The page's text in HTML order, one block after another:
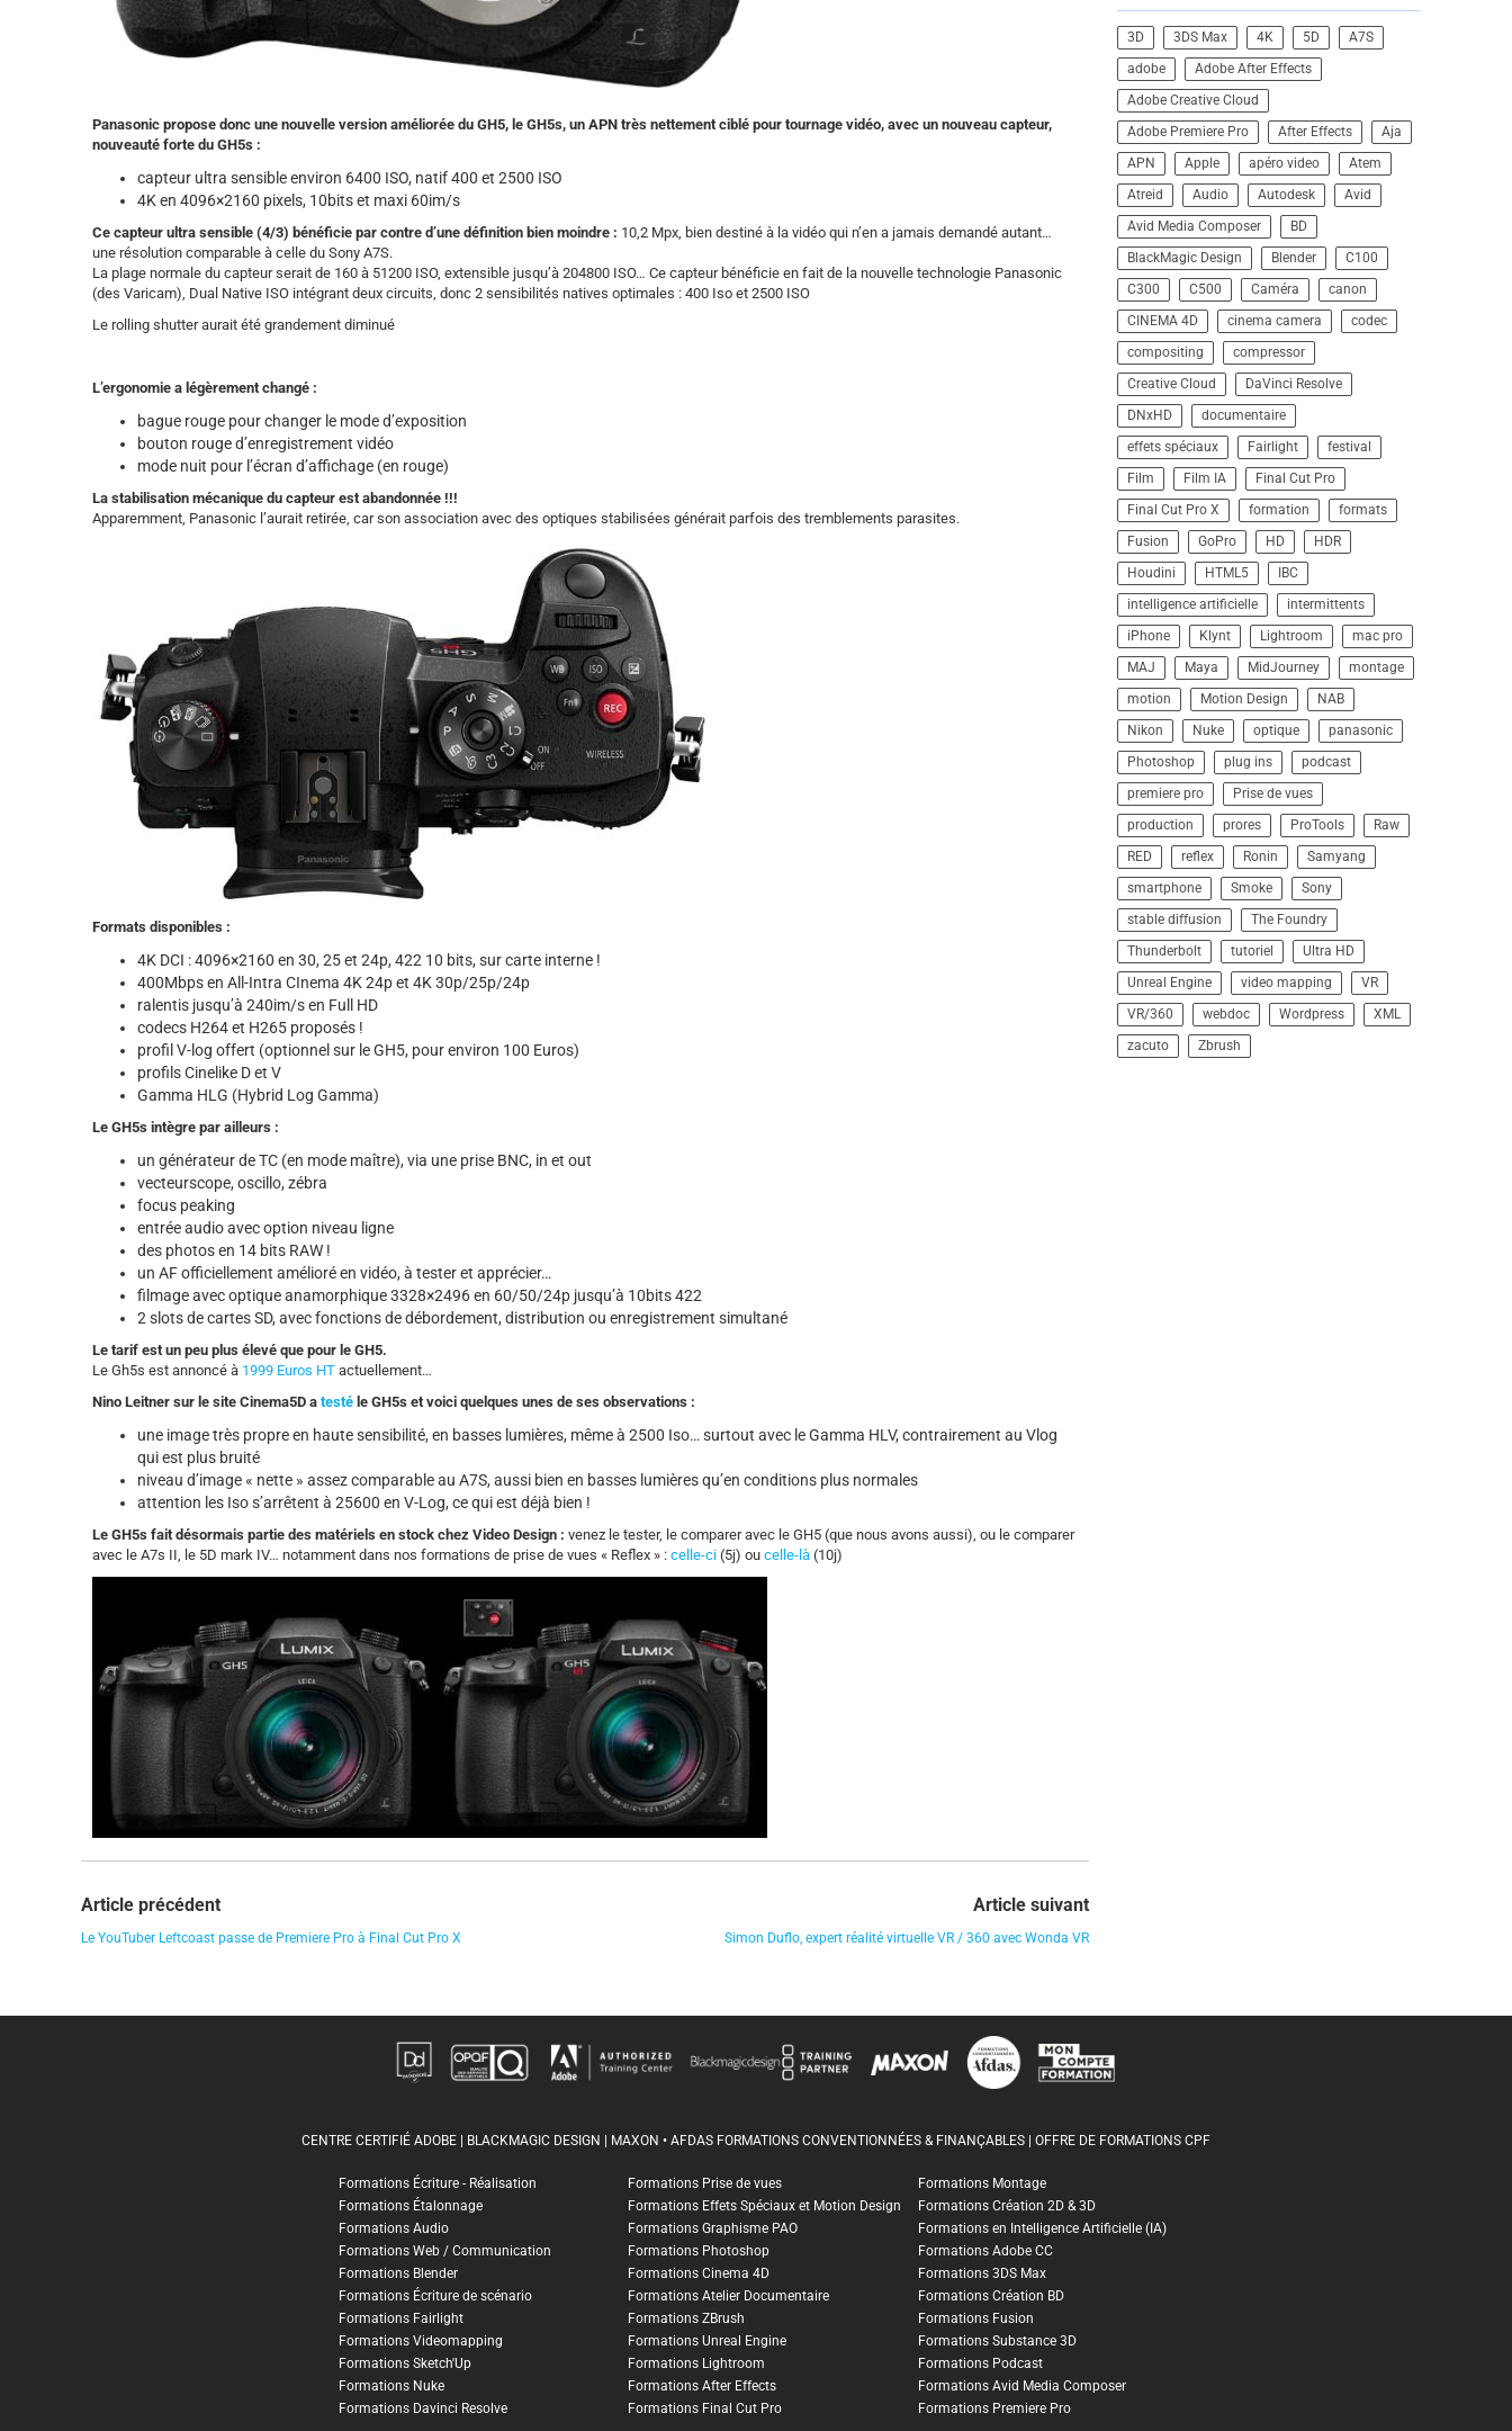
Panasonic propose donc une nouvelle version améliorée du GH5, le GH5s, un APN très nettement ciblé pour tournage vidéo, avec un nouveau capteur,
nouveauté forte du GH5s :
capteur ultra sensible environ 6400 ISO, natif 400 et 2500 ISO
4K en 4096×2160 pixels, 10bits et maxi 60im/s
Ce capteur ultra sensible (4/3) bénéficie par contre d’une définition bien moindre : 10,2 Mpx, bien destiné à la vidéo qui n’en a jamais demandé autant…
une résolution comparable à celle du Sony A7S.
La plage normale du capteur serait de 160 à 51200 ISO, extensible jusqu’à 204800 ISO… Ce capteur bénéficie en fait de la nouvelle technologie Panasonic
(des Varicam), Dual Native ISO intégrant deux circuits, donc 2 sensibilités natives optimales : 400 Iso et 2500 ISO
Le rolling shutter aurait été grandement diminué
L’ergonomie a légèrement changé :
bague rouge pour changer le mode d’exposition
bouton rouge d’enregistrement vidéo
mode nuit pour l’écran d’affichage (en rouge)
La stabilisation mécanique du capteur est abandonnée !!!
Apparemment, Panasonic l’aurait retirée, car son association avec des optiques stabilisées générait parfois des tremblements parasites.
Formats disponibles :
4K DCI : 4096×2160 en 30, 25 et 24p, 422 10 bits, sur carte interne !
400Mbps en All-Intra CInema 4K 24p et 4K 30p/25p/24p
ralentis jusqu’à 240im/s en Full HD
codecs H264 et H265 proposés !
profil V-log offert (optionnel sur le GH5, pour environ 100 Euros)
profils Cinelike D et V
Gamma HLG (Hybrid Log Gamma)
Le GH5s intègre par ailleurs :
un générateur de TC (en mode maître), via une prise BNC, in et out
vecteurscope, oscillo, zébra
focus peaking
entrée audio avec option niveau ligne
des photos en 14 bits RAW !
un AF officiellement amélioré en vidéo, à tester et apprécier…
filmage avec optique anamorphique 3328×2496 en 60/50/24p jusqu’à 10bits 422
2 slots de cartes SD, avec fonctions de débordement, distribution ou enregistrement simultané
Le tarif est un peu plus élevé que pour le GH5.
Le Gh5s est annoncé à 1999 Euros HT actuellement…
Nino Leitner sur le site Cinema5D a testé le GH5s et voici quelques unes de ses observations :
une image très propre en haute sensibilité, en basses lumières, même à 2500 Iso… surtout avec le Gamma HLV, contrairement au Vlog
qui est plus bruité
niveau d’image « nette » assez comparable au A7S, aussi bien en basses lumières qu’en conditions plus normales
attention les Iso s’arrêtent à 25600 en V-Log, ce qui est déjà bien !
Le GH5s fait désormais partie des matériels en stock chez Video Design : venez le tester, le comparer avec le GH5 (que nous avons aussi), ou le comparer
avec le A7s II, le 5D mark IV… notamment dans nos formations de prise de vues « Reflex » : celle-ci (5j) ou celle-là (10j)
Article précédent
Le YouTuber Leftcoast passe de Premiere Pro à Final Cut Pro X
Article suivant
Simon Duflo, expert réalité virtuelle VR / 360 avec Wonda VR
3D 3DS Max 4K 5D
A7S
adobe
Adobe After Effects
Adobe Creative Cloud
Adobe Premiere Pro
After Effects
Aja
APN
Apple apéro video
Atem
Atreid
Audio Autodesk
Avid
Avid Media Composer
BD
BlackMagic Design
Blender
C100
C300
C500 Caméra
canon
CINEMA 4D
cinema camera
codec
compositing
compressor
Creative Cloud
DaVinci Resolve
DNxHD
documentaire
effets spéciaux
Fairlight
festival
Film
Film IA
Final Cut Pro
Final Cut Pro X
formation
formats
Fusion
GoPro HD
HDR
Houdini
HTML5
IBC
intelligence artificielle
intermittents
iPhone
Klynt Lightroom
mac pro
MAJ
Maya MidJourney
montage
motion
Motion Design
NAB
Nikon
Nuke optique
panasonic
Photoshop
plug ins
podcast
premiere pro
Prise de vues
production
prores ProTools
Raw
RED
reflex Ronin
Samyang
smartphone
Smoke
Sony
stable diffusion
The Foundry
Thunderbolt
tutoriel
Ultra HD
Unreal Engine
video mapping
VR
VR/360
webdoc Wordpress
XML
zacuto
Zbrush
CENTRE CERTIFIÉ ADOBE | BLACKMAGIC DESIGN | MAXON • AFDAS FORMATIONS CONVENTIONNÉES & FINANÇABLES | OFFRE DE FORMATIONS CPF
Formations Écriture - Réalisation Formations Prise de vues
Formations Montage
Formations Étalonnage
Formations Effets Spéciaux et Motion Design
Formations Création 2D & 3D
Formations Audio
Formations Graphisme PAO
Formations en Intelligence Artificielle (IA)
Formations Web / Communication
Formations Photoshop
Formations Adobe CC
Formations Blender
Formations Cinema 4D
Formations 3DS Max
Formations Écriture de scénario
Formations Atelier Documentaire
Formations Création BD
Formations Fairlight
Formations ZBrush
Formations Fusion
Formations Videomapping
Formations Unreal Engine
Formations Substance 3D
Formations Sketch'Up
Formations Lightroom
Formations Podcast
Formations Nuke
Formations After Effects
Formations Avid Media Composer
Formations Davinci Resolve
Formations Final Cut Pro Formations Premiere Pro